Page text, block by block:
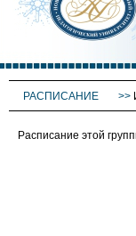
РАСПИСАНИЕ >>
Расписание этой